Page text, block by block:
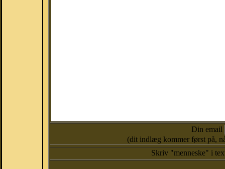
Din email
(dit indlæg kommer først på,
Skriv "menneske" i